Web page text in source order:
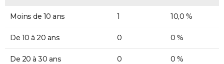
Moins de 10 ans 1 10,0 %
De 10 à 20 ans 0 0 %
De 20 à 30 ans 0 0 %